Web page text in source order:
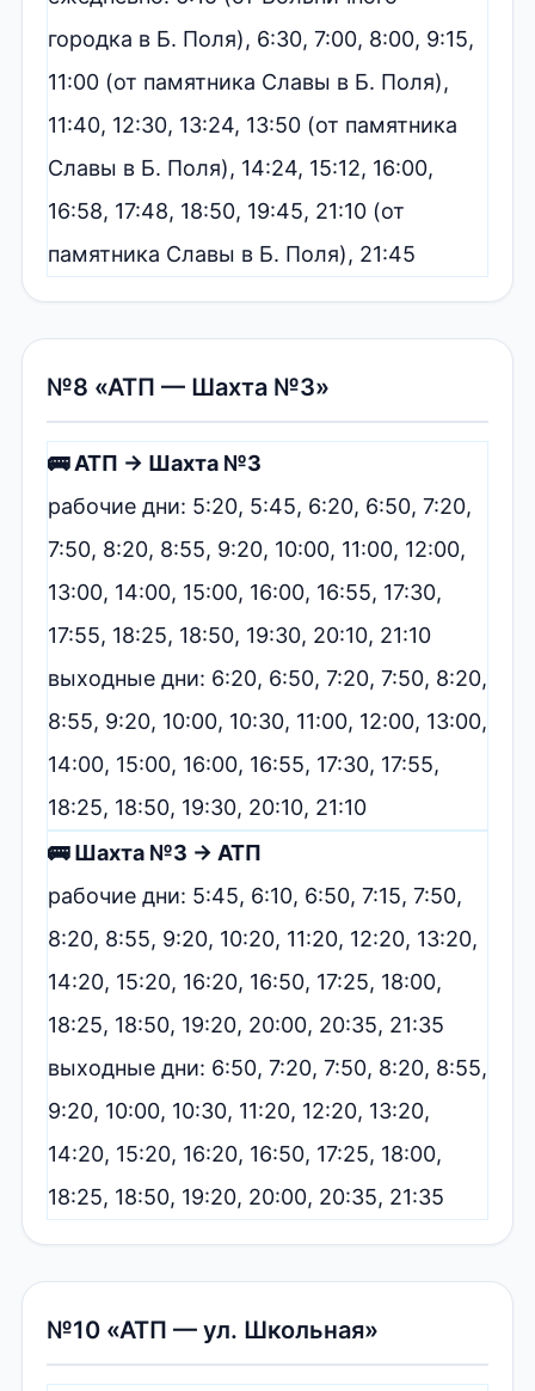
городка в Б. Поля), 6:30, 7:00, 8:00, 9:15,
11:00 (от памятника Славы в Б. Поля),
11:40, 12:30, 13:24, 13:50 (от памятника
Славы в Б. Поля), 14:24, 15:12, 16:00,
16:58, 17:48, 18:50, 19:45, 21:10 (от
памятника Славы в Б. Поля), 21:45
№8 «АТП — Шахта №3»
🚌 АТП → Шахта №3
рабочие дни: 5:20, 5:45, 6:20, 6:50, 7:20,
7:50, 8:20, 8:55, 9:20, 10:00, 11:00, 12:00,
13:00, 14:00, 15:00, 16:00, 16:55, 17:30,
17:55, 18:25, 18:50, 19:30, 20:10, 21:10
выходные дни: 6:20, 6:50, 7:20, 7:50, 8:20,
8:55, 9:20, 10:00, 10:30, 11:00, 12:00, 13:00,
14:00, 15:00, 16:00, 16:55, 17:30, 17:55,
18:25, 18:50, 19:30, 20:10, 21:10
🚌 Шахта №3 → АТП
рабочие дни: 5:45, 6:10, 6:50, 7:15, 7:50,
8:20, 8:55, 9:20, 10:20, 11:20, 12:20, 13:20,
14:20, 15:20, 16:20, 16:50, 17:25, 18:00,
18:25, 18:50, 19:20, 20:00, 20:35, 21:35
выходные дни: 6:50, 7:20, 7:50, 8:20, 8:55,
9:20, 10:00, 10:30, 11:20, 12:20, 13:20,
14:20, 15:20, 16:20, 16:50, 17:25, 18:00,
18:25, 18:50, 19:20, 20:00, 20:35, 21:35
№10 «АТП — ул. Школьная»